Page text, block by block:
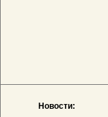
Новости: